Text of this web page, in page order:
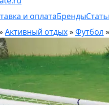
и оплатаБренды
Активный отдых»Футбол »